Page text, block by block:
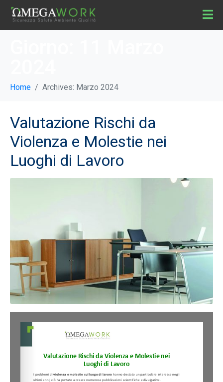
Home Archives: Marzo 2024
Valutazione Rischi da
Violenza e Molestie nei
Luoghi di Lavoro